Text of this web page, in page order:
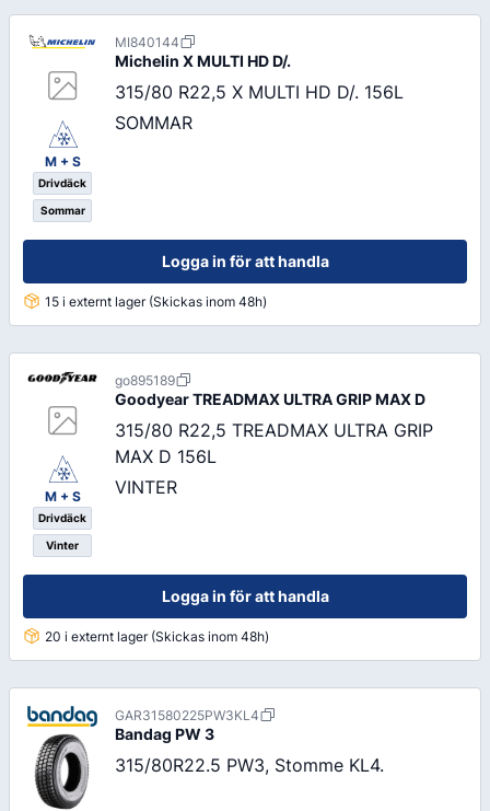
M + S
Drivdäck
Sommar
MI840144
Michelin X MULTI HD D/.
315/80 R22,5 X MULTI HD D/. 156L
SOMMAR
Logga in för att handla
15 i externt lager (Skickas inom 48h)
M + S
Drivdäck
Vinter
go895189
GoodyearTREADMAX ULTRA GRIP MAX D
315/80 R22,5 TREADMAX ULTRA GRIP
MAX D 156L
VINTER
Logga in för att handla
20 i externt lager (Skickas inom 48h)
GAR31580225PW3KL4
Bandag PW 3
315/80R22.5 PW3, Stomme KL4.